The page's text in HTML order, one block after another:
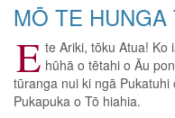
MŌ TE HUNGA
E te Ariki, tōku Atua! Ko
hūhā o tētahi o Āu
tūranga nui ki ngā
Pukapuka o Tō hiahia.